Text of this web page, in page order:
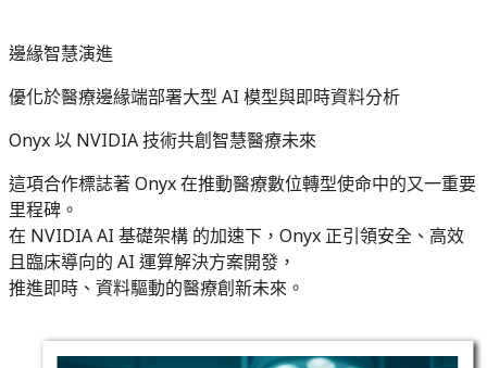
邊緣智慧演進
優化於醫療邊緣端部署大型 AI 模型與即時資料分析
Onyx 以 NVIDIA 技術共創智慧醫療未來
這項合作標誌著 Onyx 在推動醫療數位轉型使命中的又一重要
里程碑。
在 NVIDIA AI 基礎架構 的加速下，Onyx 正引領安全、高效
且臨床導向的 AI 運算解決方案開發，
推進即時、資料驅動的醫療創新未來。